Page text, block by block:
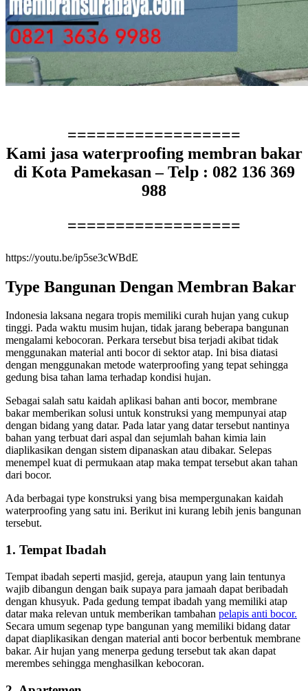
==================
Kami jasa waterproofing membran bakar
di Kota Pamekasan – Telp : 082 136 369
988
==================
https://youtu.be/ip5se3cWBdE
Type Bangunan Dengan Membran Bakar
Indonesia laksana negara tropis memiliki curah hujan yang cukup
tinggi. Pada waktu musim hujan, tidak jarang beberapa bangunan
mengalami kebocoran. Perkara tersebut bisa terjadi akibat tidak
menggunakan material anti bocor di sektor atap. Ini bisa diatasi
dengan menggunakan metode waterproofing yang tepat sehingga
gedung bisa tahan lama terhadap kondisi hujan.
Sebagai salah satu kaidah aplikasi bahan anti bocor, membrane
bakar memberikan solusi untuk konstruksi yang mempunyai atap
dengan bidang yang datar. Pada latar yang datar tersebut nantinya
bahan yang terbuat dari aspal dan sejumlah bahan kimia lain
diaplikasikan dengan sistem dipanaskan atau dibakar. Selepas
menempel kuat di permukaan atap maka tempat tersebut akan tahan
dari bocor.
Ada berbagai type konstruksi yang bisa mempergunakan kaidah
waterproofing yang satu ini. Berikut ini kurang lebih jenis bangunan
tersebut.
1. Tempat Ibadah
Tempat ibadah seperti masjid, gereja, ataupun yang lain tentunya
wajib dibangun dengan baik supaya para jamaah dapat beribadah
dengan khusyuk. Pada gedung tempat ibadah yang memiliki atap
datar maka relevan untuk memberikan tambahan pelapis anti bocor.
Secara umum segenap type bangunan yang memiliki bidang datar
dapat diaplikasikan dengan material anti bocor berbentuk membrane
bakar. Air hujan yang menerpa gedung tersebut tak akan dapat
merembes sehingga menghasilkan kebocoran.